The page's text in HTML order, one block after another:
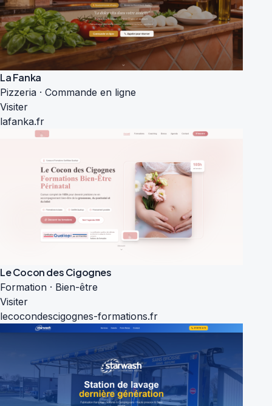
La Fanka
Pizzeria · Commande en ligne
Visiter
lafanka.fr
Le Cocon des Cigognes
Formation · Bien-être
Visiter
lecocondescigognes-formations.fr